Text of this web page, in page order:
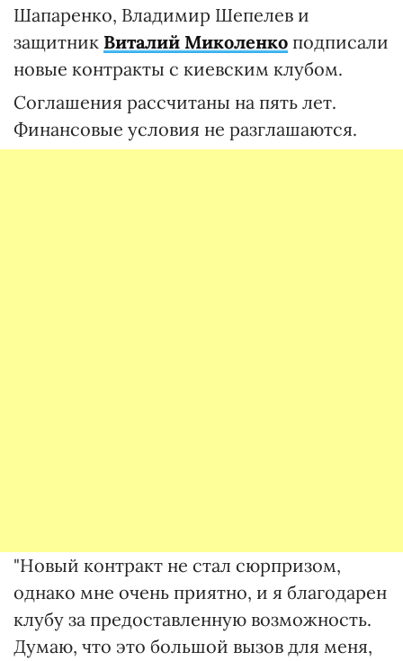
Шапаренко, Владимир Шепелев и
защитник Виталий Миколенко подписали
новые контракты с киевским клубом.
Соглашения рассчитаны на пять лет.
Финансовые условия не разглашаются.
"Новый контракт не стал сюрпризом,
однако мне очень приятно, и я благодарен
клубу за предоставленную возможность.
Думаю, что это большой вызов для меня,